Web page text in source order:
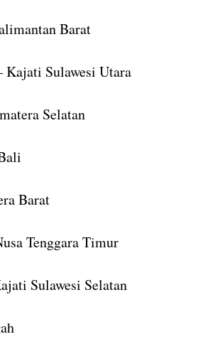
Barat
Kajati Sulawesi Utara
Selatan
Barat
Tenggara Timur
Sulawesi Selatan